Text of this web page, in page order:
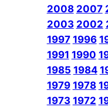
2008 2007
2003 2002
1997 1996
1991 1990
1985 1984
1979 1978
1973 1972